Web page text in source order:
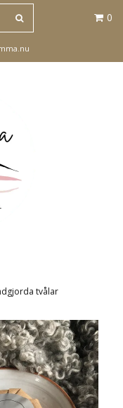
0
tvålar